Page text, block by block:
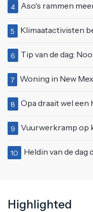
4 Aso's rammen meerdere keren
5 Klimaatactivisten
6 Tip van de dag:
7 Woning in New
8 Opa draait wel een
9 Vuurwerkramp op
10 Heldin van de dag duikt
Highlighted